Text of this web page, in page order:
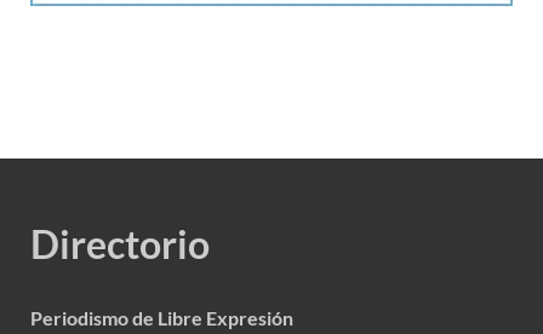
Directorio
Periodismo de Libre Expresión